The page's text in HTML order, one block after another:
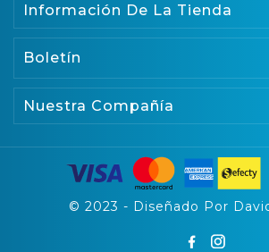
Información De La Tienda
Boletín
Nuestra Compañía
© 2023 - Diseñado Por